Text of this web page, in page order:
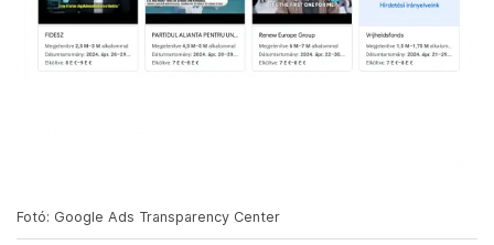
Fotó: Google Ads Transparency Center